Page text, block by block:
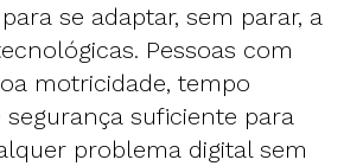
se adaptar, sem parar, a
Pessoas com
motricidade, tempo
segurança suficiente para
problema digital sem